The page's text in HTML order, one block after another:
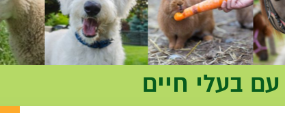
בעלי חיים